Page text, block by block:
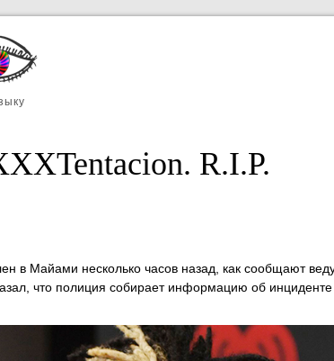
R.I.P.
в Майами несколько часов назад, как сообщают
что полиция собирает информацию об